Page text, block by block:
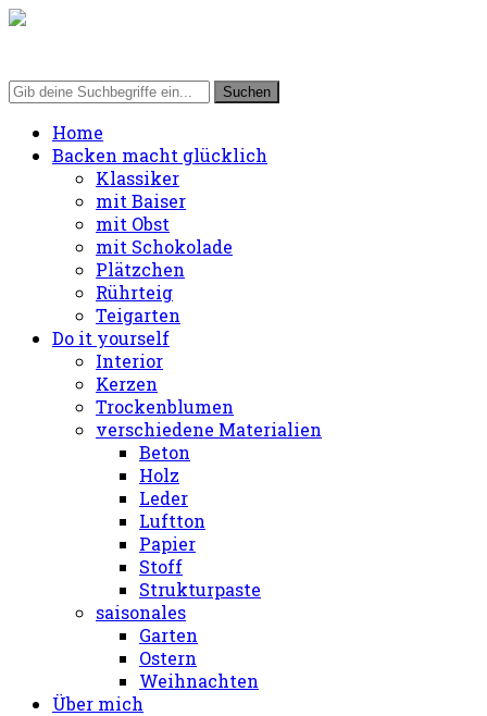
Home
Backen macht glücklich
Klassiker
mit Baiser
mit Obst
mit Schokolade
Plätzchen
Rührteig
Teigarten
Do it yourself
Interior
Kerzen
Trockenblumen
verschiedene Materialien
Beton
Holz
Leder
Luftton
Papier
Stoff
Strukturpaste
saisonales
Garten
Ostern
Weihnachten
Über mich